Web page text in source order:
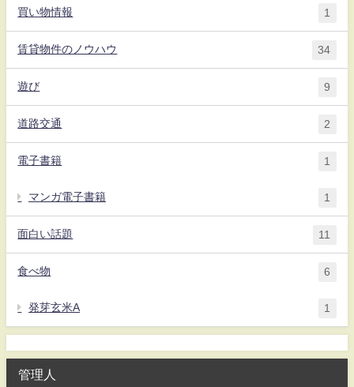
買い物情報 1
賃貸物件のノウハウ 34
遊び 9
道路交通 2
電子書籍 1
マンガ電子書籍 1
面白い話題 11
食べ物 6
発芽玄米A 1
管理人